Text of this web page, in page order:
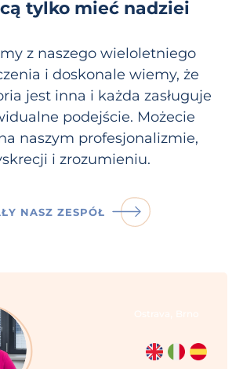
tylko mieć nadziei
z naszego wieloletniego
i doskonale wiemy, że
jest inna i każda zasługuje
podejście. Możecie
naszym profesjonalizmie,
i zrozumieniu.
NASZ ZESPÓŁ